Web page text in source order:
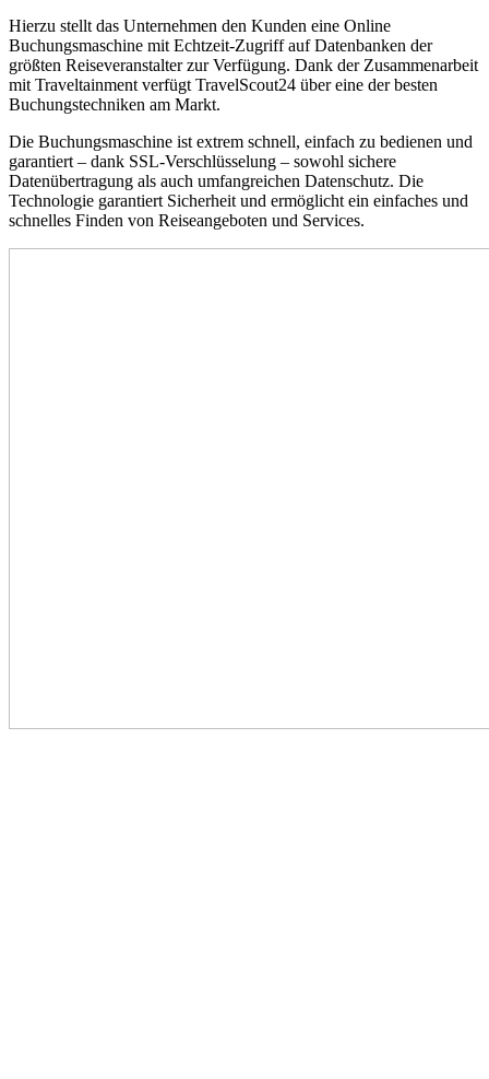
Hierzu stellt das Unternehmen den Kunden eine Online
Buchungsmaschine mit Echtzeit-Zugriff auf Datenbanken der
größten Reiseveranstalter zur Verfügung. Dank der Zusammenarbeit
mit Traveltainment verfügt TravelScout24 über eine der besten
Buchungstechniken am Markt.
Die Buchungsmaschine ist extrem schnell, einfach zu bedienen und
garantiert – dank SSL-Verschlüsselung – sowohl sichere
Datenübertragung als auch umfangreichen Datenschutz. Die
Technologie garantiert Sicherheit und ermöglicht ein einfaches und
schnelles Finden von Reiseangeboten und Services.